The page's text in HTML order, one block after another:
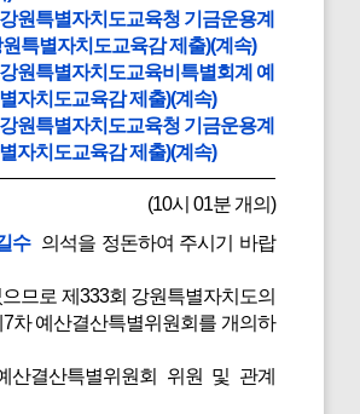
원특별자치도교육청 기금운용계
특별자치도교육감 제출)(계속)
원특별자치도교육비특별회계 예
자치도교육감 제출)(계속)
원특별자치도교육청 기금운용계
자치도교육감 제출)(계속)
(10시 01분 개의)
수의석을 정돈하여 주시기 바랍
므로 제333회 강원특별자치도의
차 예산결산특별위원회를 개의하
산결산특별위원회 위원 및 관계